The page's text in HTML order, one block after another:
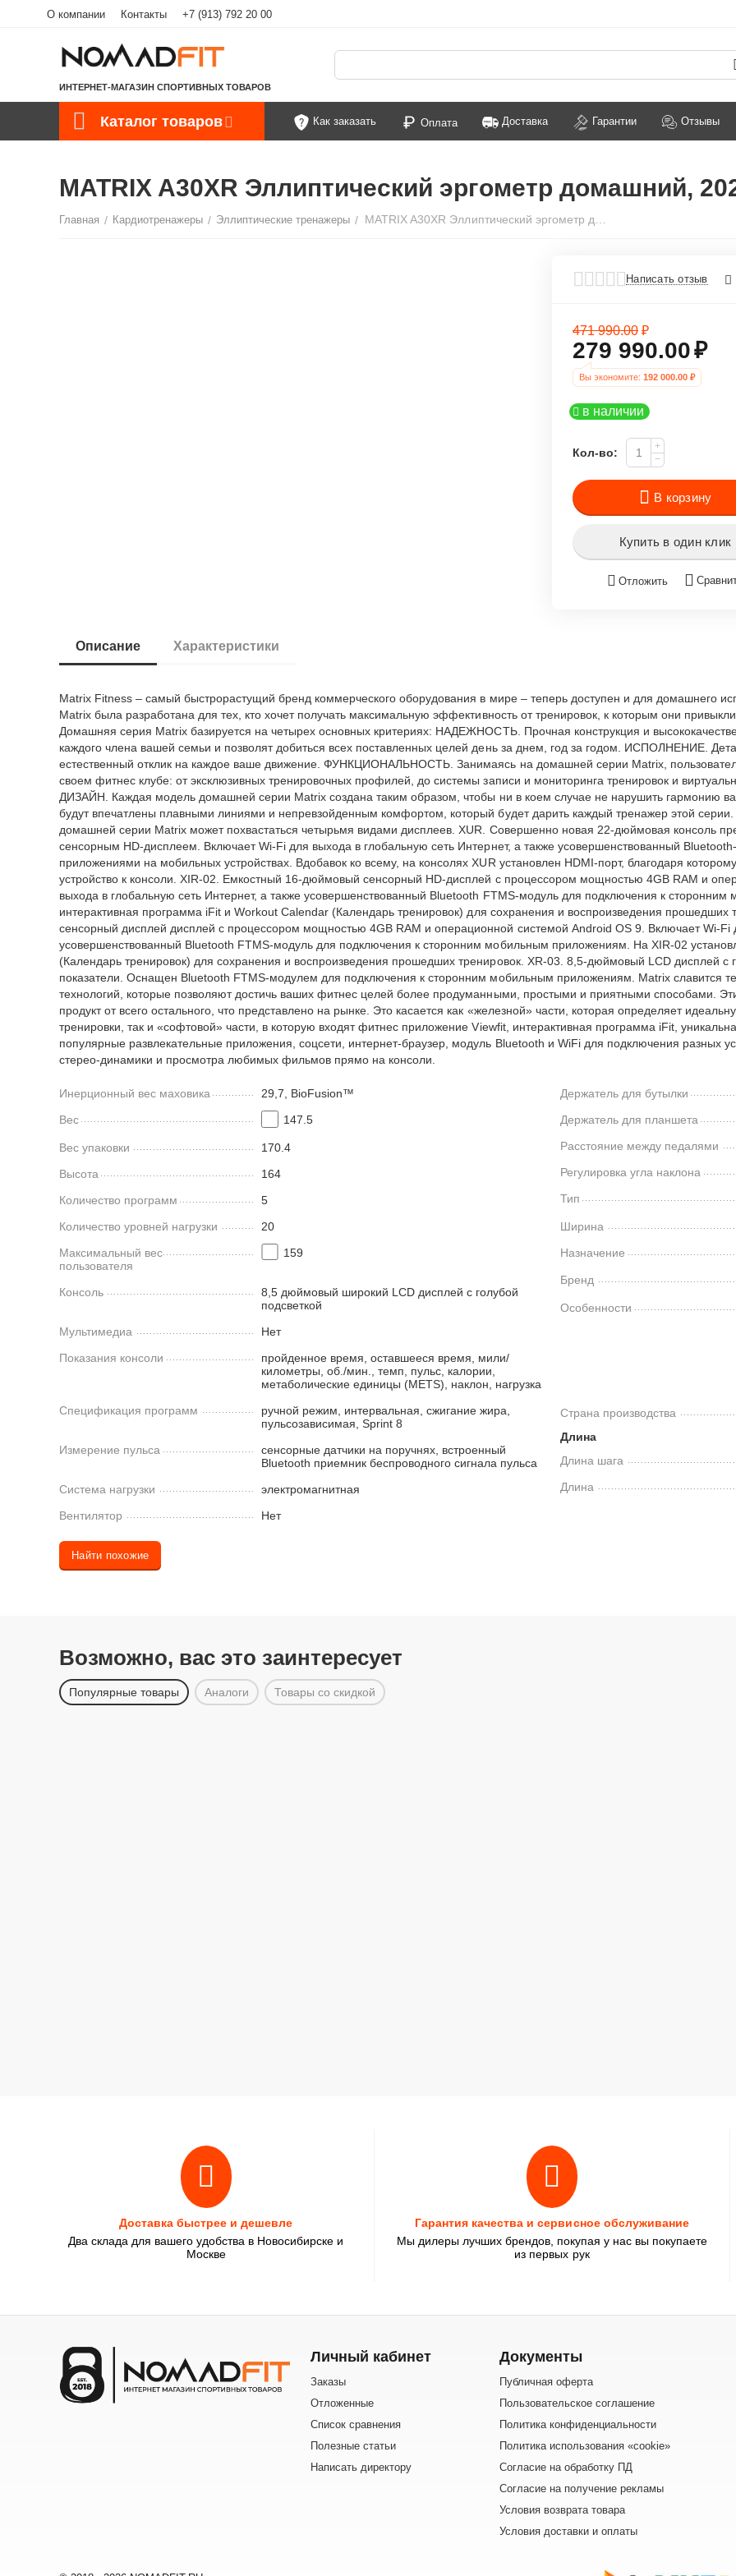
О компании Контакты +7 (913) 792 20 00
ИНТЕРНЕТ-МАГАЗИН СПОРТИВНЫХ ТОВАРОВ
Каталог товаров Как заказать Оплата Доставка Гарантии Отзывы
MATRIX A30XR Эллиптический эргометр домашний,
Главная / Кардиотренажеры / Эллиптические тренажеры / Скидка 41%
Написать отзыв
471 990.00 ₽
279 990.00₽
Вы экономите: 192 000.00 ₽
в наличии
Кол-во:
+
−
В корзину
Купить в один клик
Отложить
Описание Характеристики
Matrix Fitness – самый быстрорастущий бренд коммерческого оборудования в мире – теперь доступен и для домашнего
Matrix была разработана для тех, кто хочет получать максимальную эффективность от тренировок, к которым они
Домашняя серия Matrix базируется на четырех основных критериях: НАДЕЖНОСТЬ. Прочная конструкция и
каждого члена вашей семьи и позволят добиться всех поставленных целей день за днем, год за годом. ИСПОЛНЕНИЕ.
естественный отклик на каждое ваше движение. ФУНКЦИОНАЛЬНОСТЬ. Занимаясь на домашней серии Matrix,
своем фитнес клубе: от эксклюзивных тренировочных профилей, до системы записи и мониторинга тренировок и
ДИЗАЙН. Каждая модель домашней серии Matrix создана таким образом, чтобы ни в коем случае не нарушить гармонию
будут впечатлены плавными линиями и непревзойденным комфортом, который будет дарить каждый тренажер этой серии.
домашней серии Matrix может похвастаться четырьмя видами дисплеев. XUR. Совершенно новая 22-дюймовая консоль
сенсорным HD-дисплеем. Включает Wi-Fi для выхода в глобальную сеть Интернет, а также усовершенствованный
приложениями на мобильных устройствах. Вдобавок ко всему, на консолях XUR установлен HDMI-порт, благодаря
устройство к консоли. XIR-02. Емкостный 16-дюймовый сенсорный HD-дисплей с процессором мощностью 4GB RAM и
выхода в глобальную сеть Интернет, а также усовершенствованный Bluetooth FTMS-модуль для подключения к
интерактивная программа iFit и Workout Calendar (Календарь тренировок) для сохранения и воспроизведения
сенсорный дисплей дисплей с процессором мощностью 4GB RAM и операционной системой Android OS 9. Включает Wi-Fi
усовершенствованный Bluetooth FTMS-модуль для подключения к сторонним мобильным приложениям. На XIR-02
(Календарь тренировок) для сохранения и воспроизведения прошедших тренировок. XR-03. 8,5-дюймовый LCD дисплей
показатели. Оснащен Bluetooth FTMS-модулем для подключения к сторонним мобильным приложениям. Matrix славится
технологий, которые позволяют достичь ваших фитнес целей более продуманными, простыми и приятными способами.
продукт от всего остального, что представлено на рынке. Это касается как «железной» части, которая определяет
тренировки, так и «софтовой» части, в которую входят фитнес приложение Viewfit, интерактивная программа iFit,
популярные развлекательные приложения, соцсети, интернет-браузер, модуль Bluetooth и WiFi для подключения разных
стерео-динамики и просмотра любимых фильмов прямо на консоли.
Инерционный вес маховика
29,7, BioFusion™
Вес
147.5
Вес упаковки
170.4
Высота
164
Количество программ
5
Количество уровней нагрузки
20
Максимальный вес
пользователя
159
Консоль
8,5 дюймовый широкий LCD дисплей с голубой
подсветкой
Мультимедиа
Нет
Показания консоли
пройденное время, оставшееся время, мили/
километры, об./мин., темп, пульс, калории,
метаболические единицы (METS), наклон, нагрузка
Спецификация программ
ручной режим, интервальная, сжигание жира,
пульсозависимая, Sprint 8
Измерение пульса
сенсорные датчики на поручнях, встроенный
Bluetooth приемник беспроводного сигнала пульса
Система нагрузки
электромагнитная
Вентилятор
Нет
Держатель для бутылки
Держатель для планшета
Расстояние между педалями
Регулировка угла наклона
Тип
Ширина
Назначение
Бренд
Особенности
Страна производства
Длина
Длина шага
Длина
Найти похожие
Возможно, вас это заинтересует
Популярные товары Аналоги Товары со скидкой
Доставка быстрее и дешевле
Два склада для вашего удобства в Новосибирске и
Москве
Гарантия качества и сервисное обслуживание
Мы дилеры лучших брендов, покупая у нас вы покупаете
из первых рук
Личный кабинет
Заказы
Отложенные
Список сравнения
Полезные статьи
Написать директору
Документы
Публичная оферта
Пользовательское соглашение
Политика конфиденциальности
Политика использования «cookie»
Согласие на обработку ПД
Согласие на получение рекламы
Условия возврата товара
Условия доставки и оплаты